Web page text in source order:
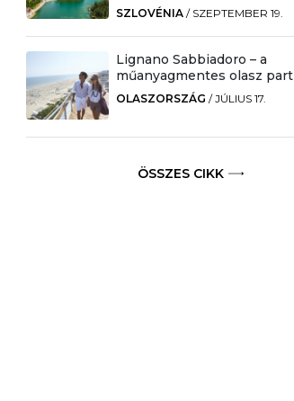
SZLOVÉNIA / SZEPTEMBER 19.
Lignano Sabbiadoro – a
műanyagmentes olasz part
OLASZORSZÁG /JÚLIUS 17.
ÖSSZES CIKK